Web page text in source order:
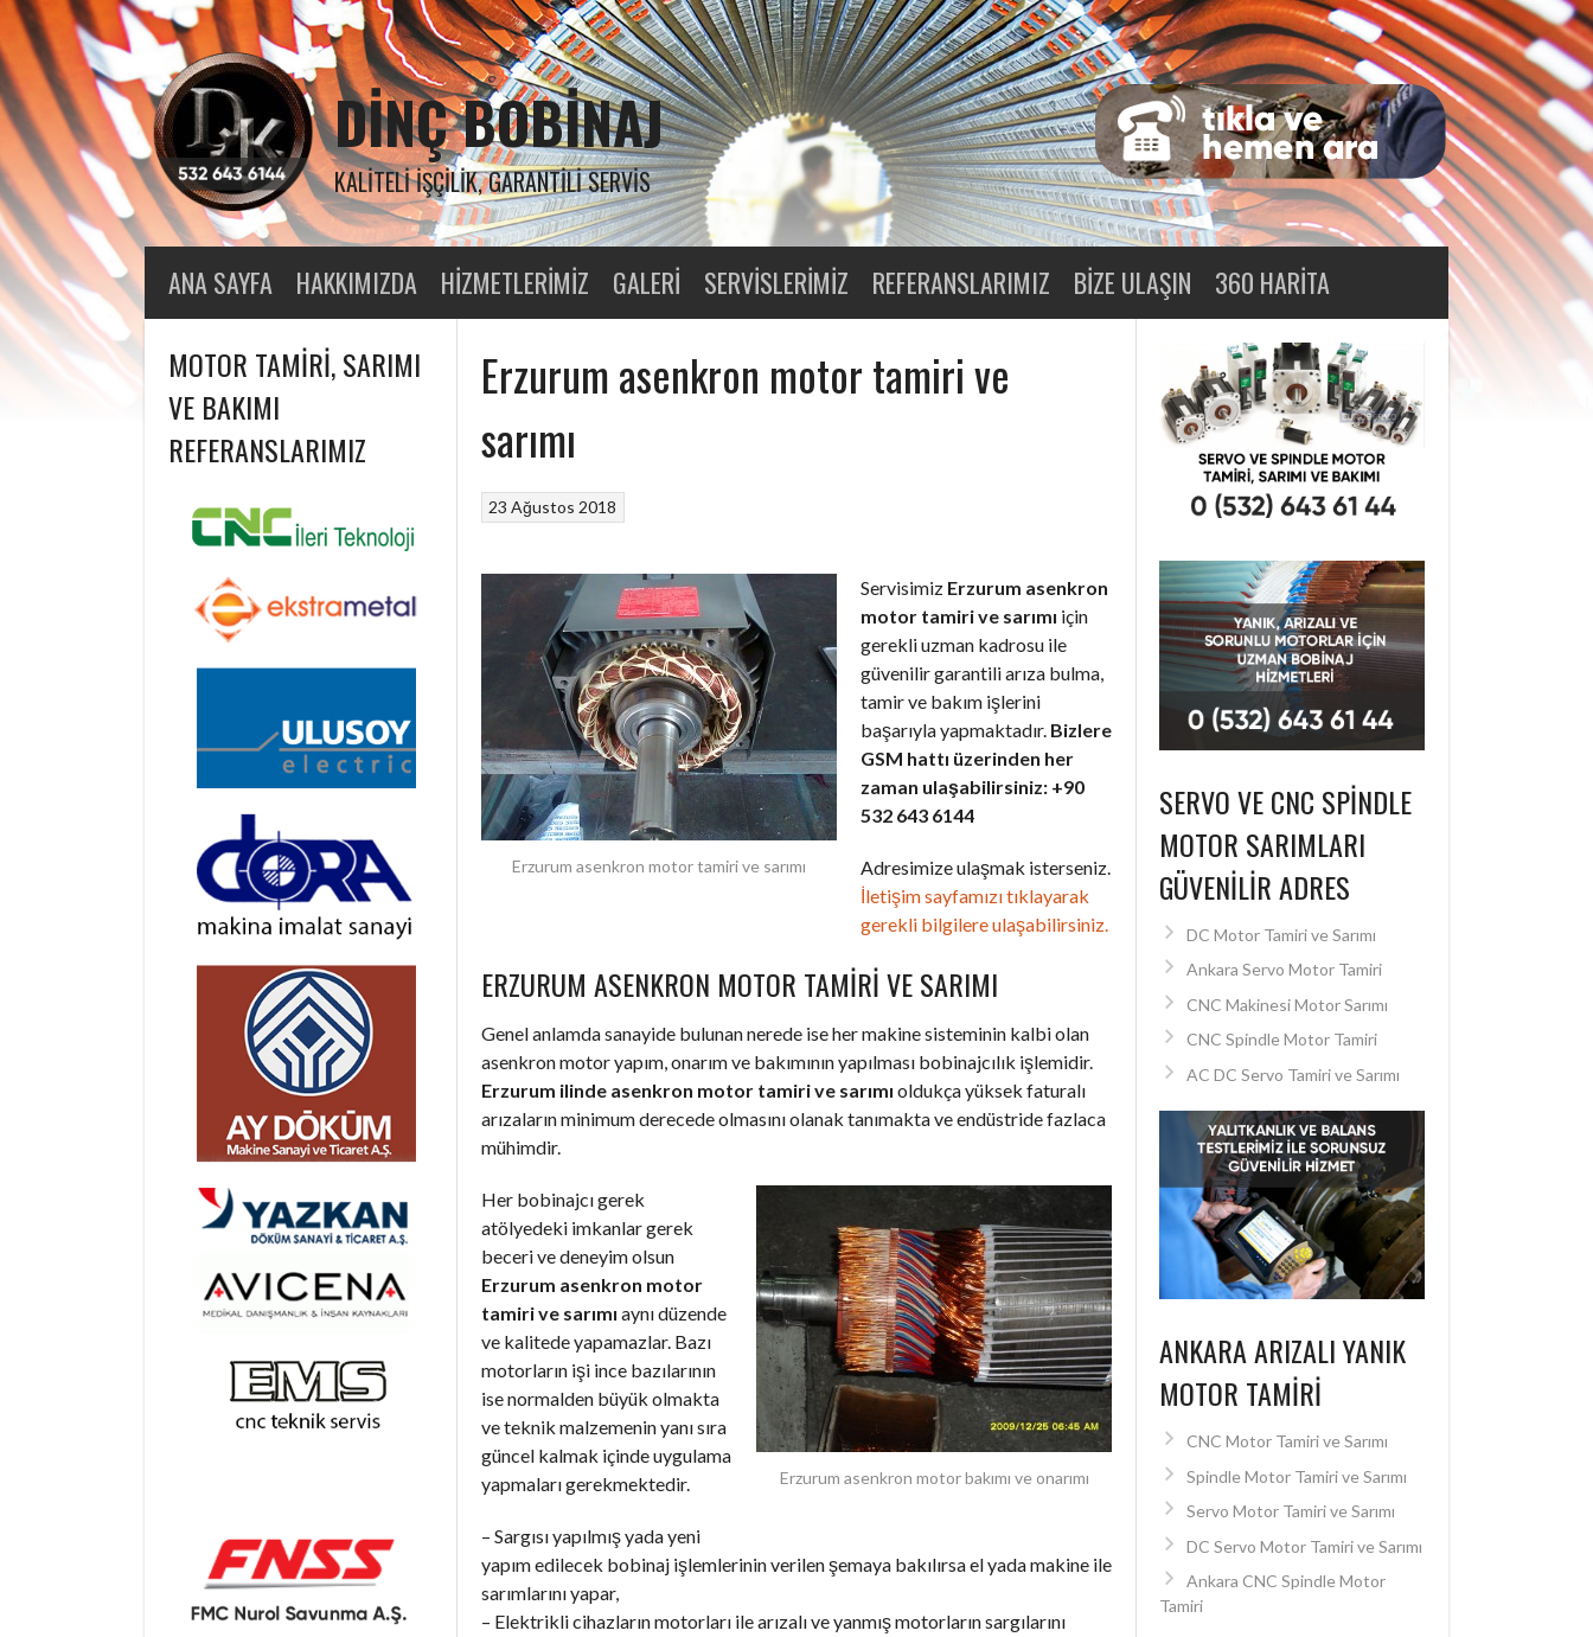
Skip
content
DINÇ BOBINAJ
KALITELI İŞÇILIK, GARANTILI SERVIS
ANA SAYFA HAKKIMIZDA HIZMETLERIMIZ GALERI SERVISLERIMIZ REFERANSLARIMIZ BIZE ULAŞIN 360 HARITA
Erzurum asenkron motor tamiri ve
sarımı
23 Ağustos 2018
Erzurum asenkron motor tamiri ve sarımı
Servisimiz Erzurum asenkron
motor tamiri ve sarımı için
gerekli uzman kadrosu ile
güvenilir garantili arıza bulma,
tamir ve bakım işlerini
başarıyla yapmaktadır. Bizlere
GSM hattı üzerinden her
zaman ulaşabilirsiniz: +90
532 643 6144
Adresimize ulaşmak isterseniz.
İletişim sayfamızı tıklayarak
gerekli bilgilere ulaşabilirsiniz.
ERZURUM ASENKRON MOTOR TAMIRI VE SARIMI
Genel anlamda sanayide bulunan nerede ise her makine sisteminin kalbi olan
asenkron motor yapım, onarım ve bakımının yapılması bobinajcılık işlemidir.
Erzurum ilinde asenkron motor tamiri ve sarımı oldukça yüksek faturalı
arızaların minimum derecede olmasını olanak tanımakta ve endüstride fazlaca
mühimdir.
Erzurum asenkron motor bakımı ve onarımı
Her bobinajcı gerek
atölyedeki imkanlar gerek
beceri ve deneyim olsun
Erzurum asenkron motor
tamiri ve sarımı aynı düzende
ve kalitede yapamazlar. Bazı
motorların işi ince bazılarının
ise normalden büyük olmakta
ve teknik malzemenin yanı sıra
güncel kalmak içinde uygulama
yapmaları gerekmektedir.
– Sargısı yapılmış yada yeni
yapım edilecek bobinaj işlemlerinin verilen şemaya bakılırsa el yada makine ile
sarımlarını yapar,
– Elektrikli cihazların motorları ile arızalı ve yanmış motorların sargılarını
MOTOR TAMIRI, SARIMI
VE BAKIMI
REFERANSLARIMIZ
SERVO VE CNC SPINDLE
MOTOR SARIMLARI
GÜVENILIR ADRES
DC Motor Tamiri ve Sarımı
Ankara Servo Motor Tamiri
CNC Makinesi Motor Sarımı
CNC Spindle Motor Tamiri
AC DC Servo Tamiri ve Sarımı
ANKARA ARIZALI YANIK
MOTOR TAMIRI
CNC Motor Tamiri ve Sarımı
Spindle Motor Tamiri ve Sarımı
Servo Motor Tamiri ve Sarımı
DC Servo Motor Tamiri ve Sarımı
Ankara CNC Spindle Motor
Tamiri